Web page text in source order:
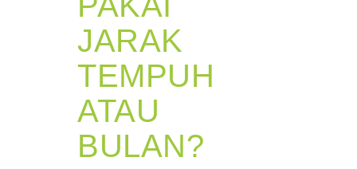
JARAK
TEMPUH
ATAU
BULAN?